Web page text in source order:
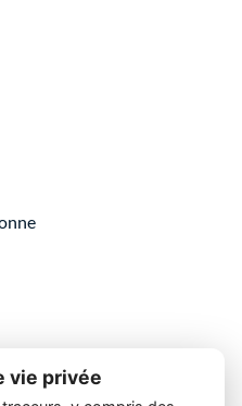
vie privée